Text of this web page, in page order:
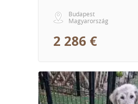
Budapest
Magyarország
2 286 €